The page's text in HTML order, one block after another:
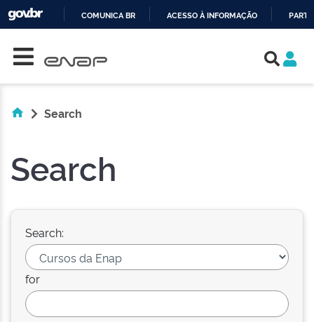
COMUNICA BR ACESSO À INFORMAÇÃO
Search
Search
Search:
for